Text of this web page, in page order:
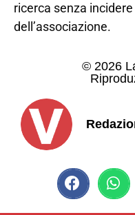
ricerca senza
dell’associazione.
© 2026